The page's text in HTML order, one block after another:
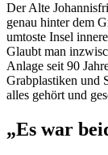
Der Alte
genau hinter dem
umtoste Insel
Glaubt man
Anlage seit 90
Grabplastiken und
alles gehört und
„Es war